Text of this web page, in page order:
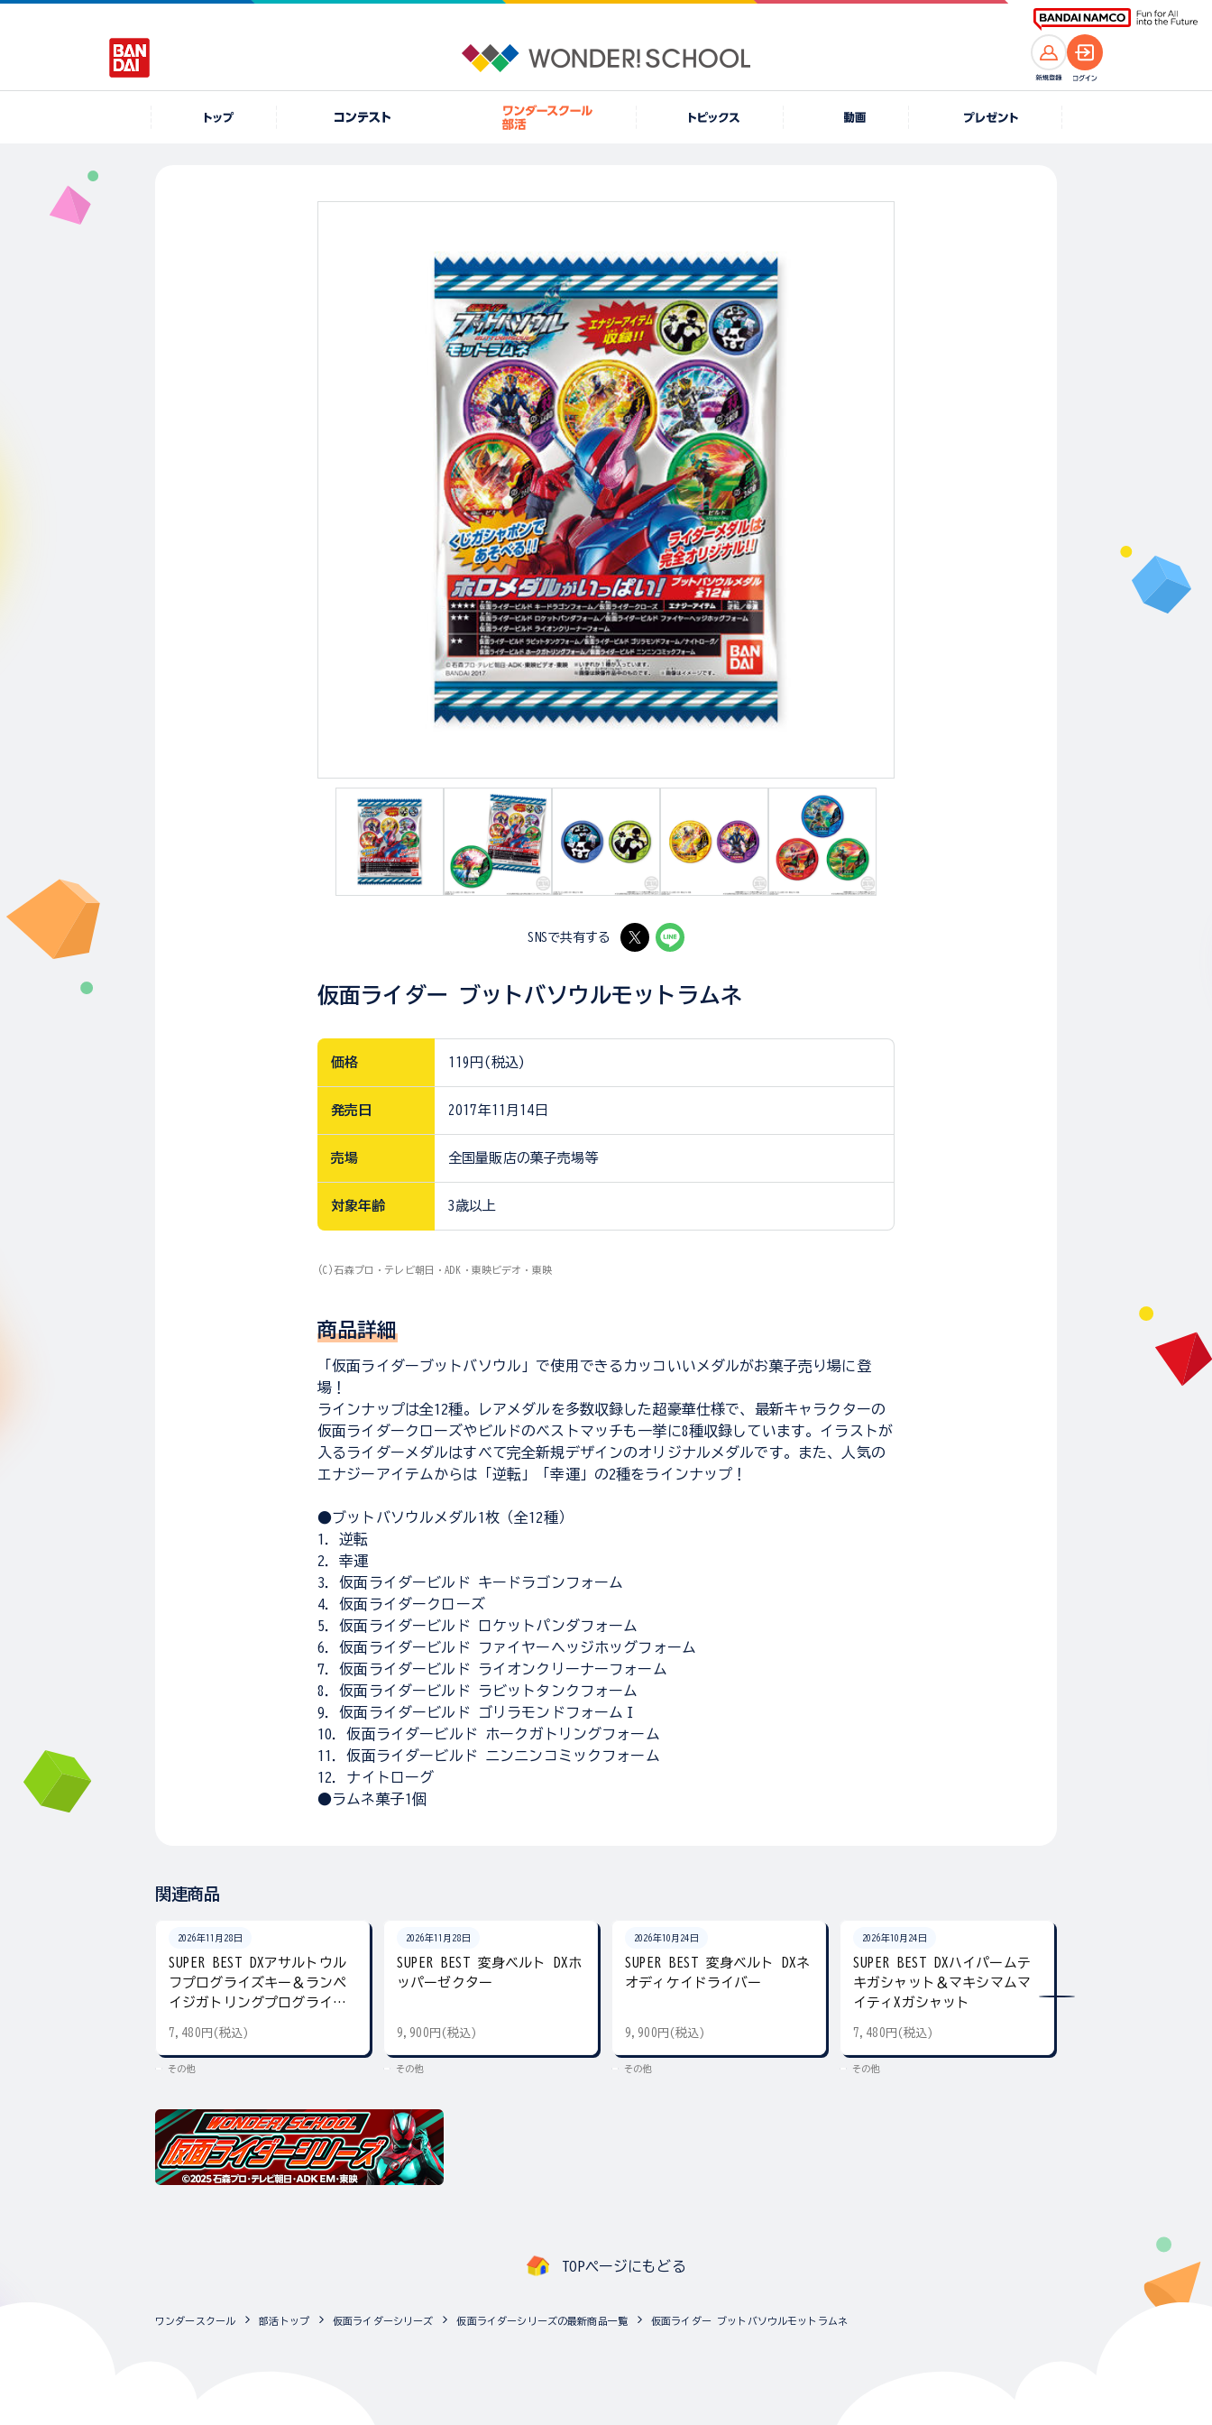
SNSで共有する
仮面ライダー ブットバソウルモットラムネ
価格 119円(税込)
発売日 2017年11月14日
売場 全国量販店の菓子売場等
対象年齢 3歳以上
(C)石森プロ・テレビ朝日・ADK・東映ビデオ・東映
商品詳細
「仮面ライダーブットバソウル」で使用できるカッコいいメダルがお菓子売り場に登
場！
ラインナップは全12種。レアメダルを多数収録した超豪華仕様で、最新キャラクターの
仮面ライダークローズやビルドのベストマッチも一挙に8種収録しています。イラストが
入るライダーメダルはすべて完全新規デザインのオリジナルメダルです。また、人気の
エナジーアイテムからは「逆転」「幸運」の2種をラインナップ！
●ブットバソウルメダル1枚（全12種）
1．逆転
2．幸運
3．仮面ライダービルド キードラゴンフォーム
4．仮面ライダークローズ
5．仮面ライダービルド ロケットパンダフォーム
6．仮面ライダービルド ファイヤーヘッジホッグフォーム
7．仮面ライダービルド ライオンクリーナーフォーム
8．仮面ライダービルド ラビットタンクフォーム
9．仮面ライダービルド ゴリラモンドフォームＩ
10．仮面ライダービルド ホークガトリングフォーム
11．仮面ライダービルド ニンニンコミックフォーム
12．ナイトローグ
●ラムネ菓子1個
関連商品
2026年11月28日
SUPER BEST DXアサルトウル
フプログライズキー＆ランペ
イジガトリングプログライズ
7,480円(税込)
その他
2026年11月28日
SUPER BEST 変身ベルト DXホ
ッパーゼクター
9,900円(税込)
その他
2026年10月24日
SUPER BEST 変身ベルト DXネ
オディケイドライバー
9,900円(税込)
その他
2026年10月24日
SUPER BEST DXハイパームテ
キガシャット＆マキシマムマ
イティXガシャット
7,480円(税込)
その他
TOPページにもどる
ワンダースクール 部活トップ 仮面ライダーシリーズ 仮面ライダーシリーズの最新商品一覧 仮面ライダー ブットバソウルモットラムネ